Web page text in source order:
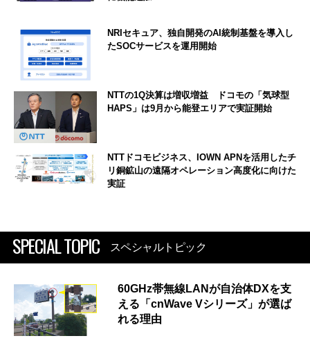
NRIセキュア、独自開発のAI統制基盤を導入し
たSOCサービスを運用開始
NTTの1Q決算は増収増益 ドコモの「気球型
HAPS」は9月から能登エリアで実証開始
NTTドコモビジネス、IOWN APNを活用したチ
リ銅鉱山の遠隔オペレーション高度化に向けた
実証
SPECIAL TOPIC スペシャルトピック
60GHz帯無線LANが自治体DXを支
える「cnWave Vシリーズ」が選ば
れる理由